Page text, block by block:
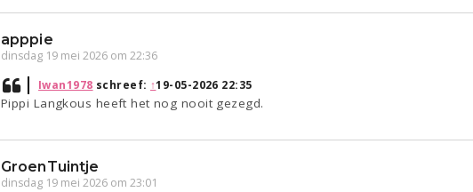
apppie
dinsdag 19 mei 2026 om 22:36
Iwan1978 schreef: ↑19-05-2026 22:35
Pippi Langkous heeft het nog nooit gezegd.
GroenTuintje
dinsdag 19 mei 2026 om 23:01